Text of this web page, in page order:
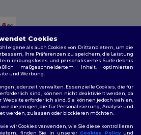
|Personalisierungsrichtlinien
|
Cookies
eigene als auch Cookies von Drittanbietern, um die
Ihre Präferenzen zu speichern, die Leistung
ein reibungsloses und personalisiertes Surferlebnis
maßgeschneidertem Inhalt, optimierten
und Werbung.
jederzeit verwalten. Essenzielle Cookies, die für
sind, können nicht deaktiviert werden, da
erforderlich sind. Sie können jedoch wählen,
wie diejenigen, die für Personalisierung, Analyse und
werden, zulassen oder blockieren möchten.
wir Cookies verwenden, wie Sie diese kontrollieren
finden Sie in unsererCookies Policyund